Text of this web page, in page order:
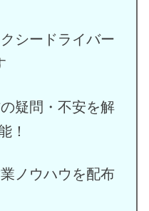
シードライバー
疑問・不安を解
！
ノウハウを配布